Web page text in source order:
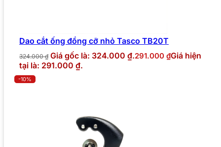
Dao cắt ống đồng cỡ nhỏ Tasco TB20T
324.000₫ Giá gốc là: 324.000 ₫.291.000 ₫Giá hiện
tại là: 291.000 ₫.
-10%